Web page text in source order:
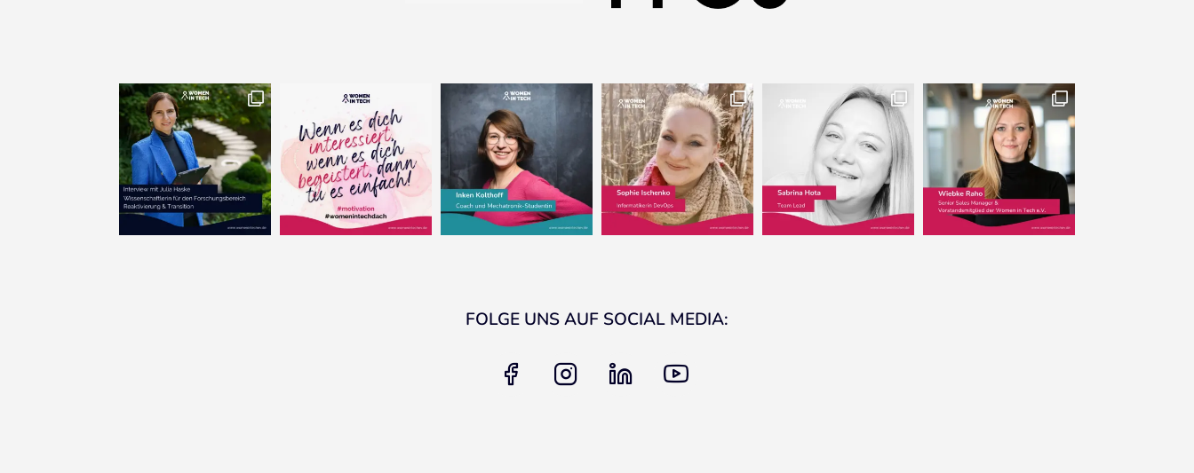
FOLGE UNS AUF SOCIAL MEDIA:
facebook instagram